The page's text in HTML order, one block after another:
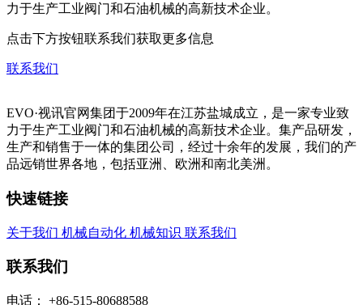
力于生产工业阀门和石油机械的高新技术企业。
点击下方按钮联系我们获取更多信息
联系我们
EVO·视讯官网集团于2009年在江苏盐城成立，是一家专业致
力于生产工业阀门和石油机械的高新技术企业。集产品研发，
生产和销售于一体的集团公司，经过十余年的发展，我们的产
品远销世界各地，包括亚洲、欧洲和南北美洲。
快速链接
关于我们 机械自动化 机械知识 联系我们
联系我们
电话：
+86-515-80688588